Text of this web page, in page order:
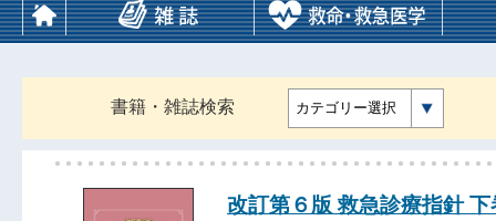
書籍・雑誌検索 カテゴリー選択
改訂第６版 救急診療指針 下